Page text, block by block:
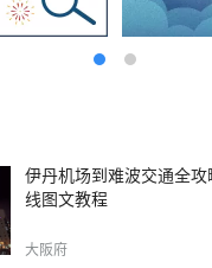
伊丹机场到难波交通全
线图文教程
大阪府